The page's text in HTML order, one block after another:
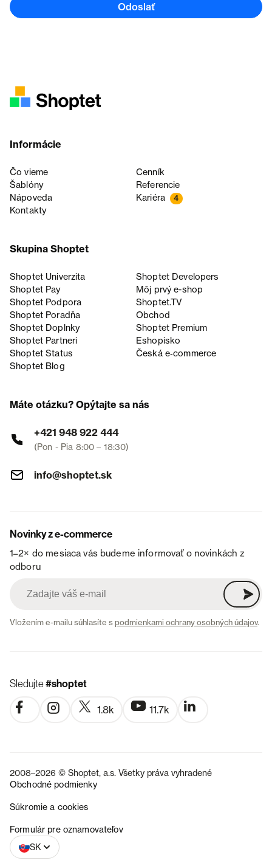
Odoslať
Informácie
Čo vieme
Cenník
Šablóny
Referencie
Nápoveda
Kariéra 4
Kontakty
Skupina Shoptet
Shoptet Univerzita
Shoptet Developers
Shoptet Pay
Môj prvý e-shop
Shoptet Podpora
Shoptet.TV
Shoptet Poradňa
Obchod
Shoptet Doplnky
Shoptet Premium
Shoptet Partneri
Eshopisko
Shoptet Status
Česká e‑commerce
Shoptet Blog
Máte otázku? Opýtajte sa nás
+421 948 922 444
(Pon - Pia 8:00 – 18:30)
info@shoptet.sk
Novinky z e-commerce
1–2× do mesiaca vás budeme informovať o novinkách z
odboru
Vložením e-mailu súhlasíte spodmienkami ochrany osobných údajov.
Sledujte#shoptet
1.8k 11.7k
2008–2026 © Shoptet, a.s. Všetky práva vyhradené
Obchodné podmienky
Súkromie a cookies
Formulár pre oznamovateľov
SK